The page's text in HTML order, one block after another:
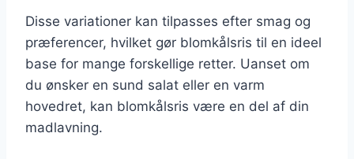
Disse variationer kan tilpasses efter smag og
præferencer, hvilket gør blomkålsris til en ideel
base for mange forskellige retter. Uanset om
du ønsker en sund salat eller en varm
hovedret, kan blomkålsris være en del af din
madlavning.